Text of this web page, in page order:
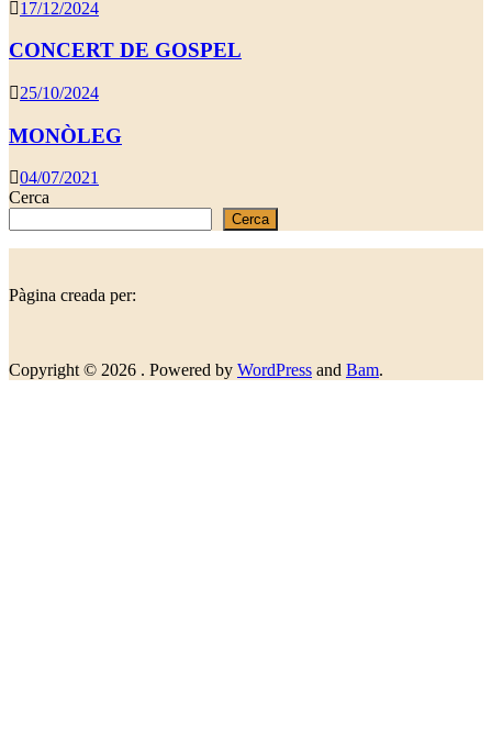
17/12/2024
CONCERT DE GOSPEL
25/10/2024
MONÒLEG
04/07/2021
Cerca
Cerca
Pàgina creada per:
Copyright © 2026 . Powered by WordPress and Bam.